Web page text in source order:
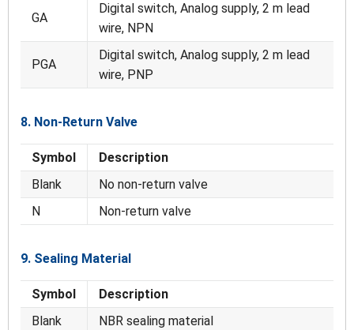
GA
Digital switch, Analog supply, 2 m lead
wire, NPN
PGA
Digital switch, Analog supply, 2 m lead
wire, PNP
8. Non-Return Valve
Symbol
Description
Blank
No non-return valve
N
Non-return valve
9. Sealing Material
Symbol
Description
Blank
NBR sealing material